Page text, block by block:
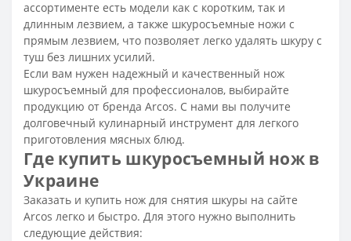
ассортименте есть модели как с коротким, так и
длинным лезвием, а также шкуросъемные ножи с
прямым лезвием, что позволяет легко удалять шкуру с
туш без лишних усилий.
Если вам нужен надежный и качественный нож
шкуросъемный для профессионалов, выбирайте
продукцию от бренда Arcos. С нами вы получите
долговечный кулинарный инструмент для легкого
приготовления мясных блюд.
Где купить шкуросъемный нож в
Украине
Заказать и купить нож для снятия шкуры на сайте
Arcos легко и быстро. Для этого нужно выполнить
следующие действия: